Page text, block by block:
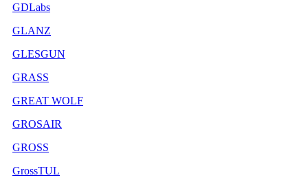
GDLabs
GLANZ
GLESGUN
GRASS
GREAT WOLF
GROSAIR
GROSS
GrossTUL